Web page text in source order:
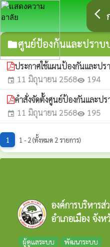
arrow_back_ios
folderศูนย์ป้องกันและปราบ
ประกาศใช้แผนป้องกันและป
event 11 มิถุนายน 2568visibility 194
คำสั่งจัดตั้งศูนย์ป้องกันและป
event 11 มิถุนายน 2568visibility 195
1 1 - 2 (ทั้งหมด 2 รายการ)
องค์การบริหาร
อำเภอเมือง จัง
ผู้ดูแลระบบ พัฒนาระบบ